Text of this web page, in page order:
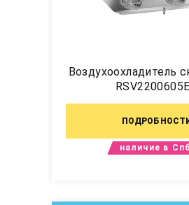
Воздухоохладитель
наличие в Спб